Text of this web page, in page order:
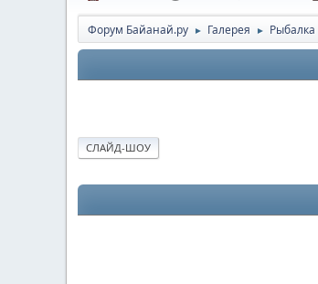
Форум Байанай.ру ► Галерея ► Рыбалка
СЛАЙД-ШОУ